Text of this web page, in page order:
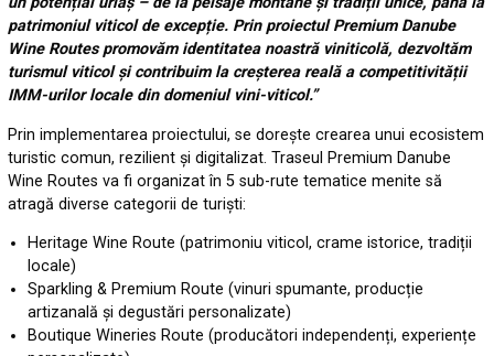
patrimoniul viticol de excepție. Prin proiectul Premium Danube
Wine Routes promovăm identitatea noastră viniticolă, dezvoltăm
turismul viticol și contribuim la creșterea reală a competitivității
IMM-urilor locale din domeniul vini-viticol.”
Prin implementarea proiectului, se dorește crearea unui ecosistem
turistic comun, rezilient și digitalizat. Traseul Premium Danube
Wine Routes va fi organizat în 5 sub-rute tematice menite să
atragă diverse categorii de turiști:
Heritage Wine Route (patrimoniu viticol, crame istorice, tradiții
locale)
Sparkling & Premium Route (vinuri spumante, producție
artizanală și degustări personalizate)
Boutique Wineries Route (producători independenți, experiențe